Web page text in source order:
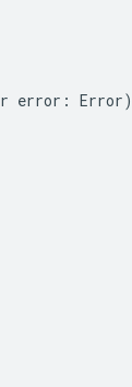
error : Error)